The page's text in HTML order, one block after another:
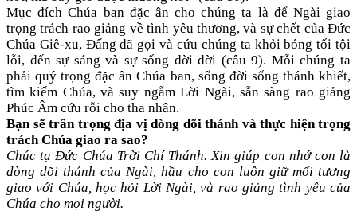
Mục đích Chúa ban đặc ân cho chúng ta là để Ngài giao
trọng trách rao giảng về tình yêu thương, và sự chết của Đức
Chúa Giê-xu, Đấng đã gọi và cứu chúng ta khỏi bóng tối tội
lỗi, đến sự sáng và sự sống đời đời (câu 9). Mỗi chúng ta
phải quý trọng đặc ân Chúa ban, sống đời sống thánh khiết,
tìm kiếm Chúa, và suy ngẫm Lời Ngài, sẵn sàng rao giảng
Phúc Âm cứu rỗi cho tha nhân.
Bạn sẽ trân trọng địa vị dòng dõi thánh và thực hiện trọng
trách Chúa giao ra sao?
Chúc tạ Đức Chúa Trời Chí Thánh. Xin giúp con nhớ con là
dòng dõi thánh của Ngài, hầu cho con luôn giữ mối tương
giao với Chúa, học hỏi Lời Ngài, và rao giảng tình yêu của
Chúa cho mọi người.